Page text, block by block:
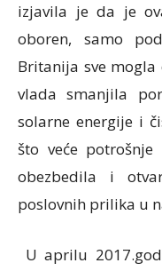
izjavila je da je
oboren, samo
Britanija sve
vlada smanjila
solarne energije i
što veće
obezbedila i
poslovnih prilika u
U aprilu